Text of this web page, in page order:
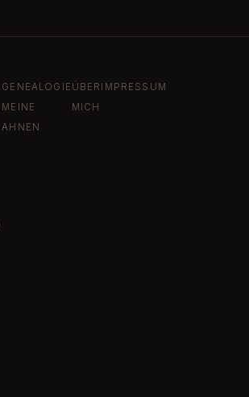
GENEALOGIE
MEINE
AHNEN
ÜBER
MICH
IMPRESSUM